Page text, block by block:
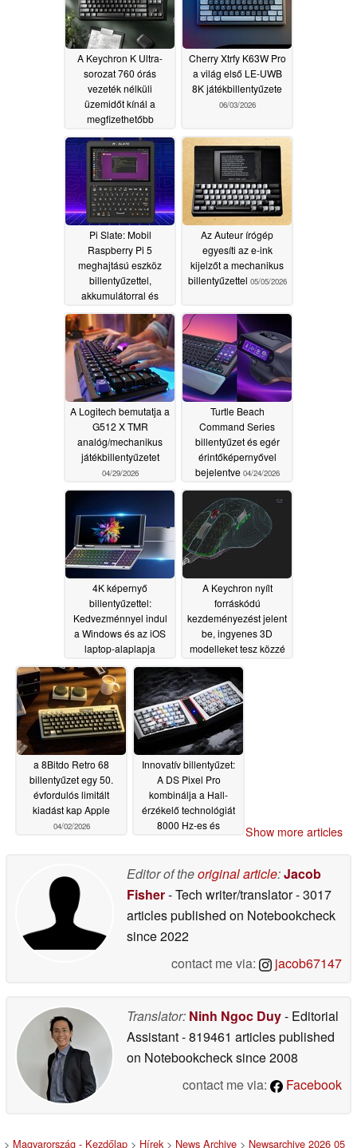
A Keychron K Ultra-
sorozat 760 órás
vezeték nélküli
üzemidőt kínál a
megfizethetőbb
mechanikus
billentyűzetek számára
06/12/2026
Cherry Xtrfy K63W Pro
a világ első LE-UWB
8K játékbillentyűzete
06/03/2026
Pi Slate: Mobil
Raspberry Pi 5
meghajtású eszköz
billentyűzettel,
akkumulátorral és
érintőképernyővel
05/12/2026
Az Auteur írógép
egyesíti az e-ink
kijelzőt a mechanikus
billentyűzettel 05/05/2026
A Logitech bemutatja a
G512 X TMR
analóg/mechanikus
játékbillentyűzetet
04/29/2026
Turtle Beach
Command Series
billentyűzet és egér
érintőképernyővel
bejelentve 04/24/2026
4K képernyő
billentyűzettel:
Kedvezménnyel indul
a Windows és az iOS
laptop-alaplapja
04/18/2026
A Keychron nyílt
forráskódú
kezdeményezést jelent
be, ingyenes 3D
modelleket tesz közzé
minden billentyűzet és
egér termékhez
04/09/2026
a 8Bitdo Retro 68
billentyűzet egy 50.
évfordulós limitált
kiadást kap Apple
04/02/2026
Innovatív billentyűzet:
A DS Pixel Pro
kombinálja a Hall-
érzékelő technológiát
8000 Hz-es és
Show more articles
Editor of theoriginal article:Jacob
Fisher- Tech writer/translator- 3017
articles published on Notebookcheck
since 2022
contact me via:
jacob67147
Translator: Ninh Ngoc Duy- Editorial
Assistant- 819461 articles published
on Notebookchecksince 2008
contact me via:
Facebook
> Magyarország - Kezdőlap > Hírek> News Archive > Newsarchive 2026 05